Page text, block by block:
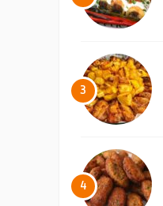
3
4